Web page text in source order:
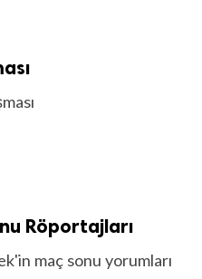
Röportajları
maç sonu yorumları